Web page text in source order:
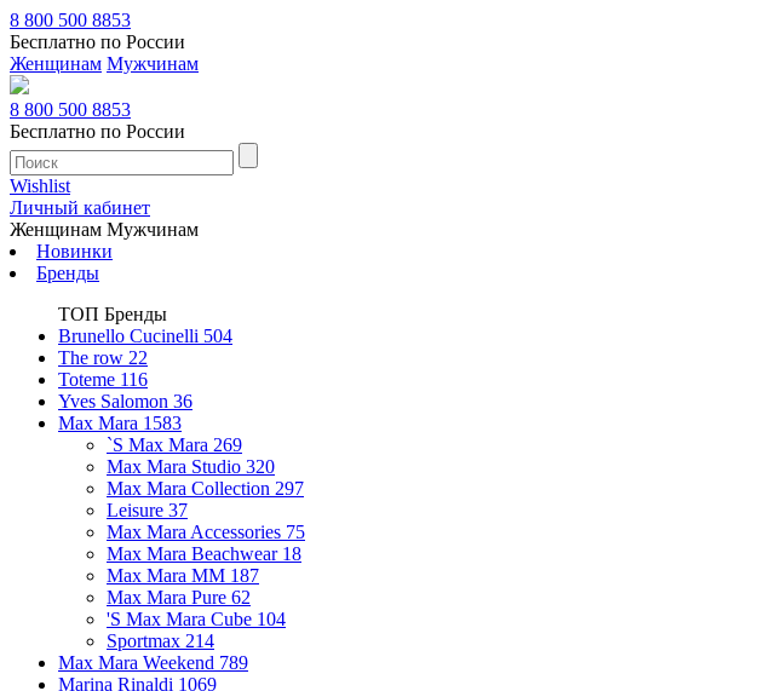
8 800 500 8853
Бесплатно по России
Женщинам Мужчинам
8 800 500 8853
Бесплатно по России
Wishlist
Личный кабинет
Женщинам Мужчинам
Новинки
Бренды
ТОП Бренды
Brunello Cucinelli 504
The row 22
Toteme 116
Yves Salomon 36
Max Mara 1583
`S Max Mara 269
Max Mara Studio 320
Max Mara Collection 297
Leisure 37
Max Mara Accessories 75
Max Mara Beachwear 18
Max Mara MM 187
Max Mara Pure 62
'S Max Mara Cube 104
Sportmax 214
Max Mara Weekend 789
Marina Rinaldi 1069